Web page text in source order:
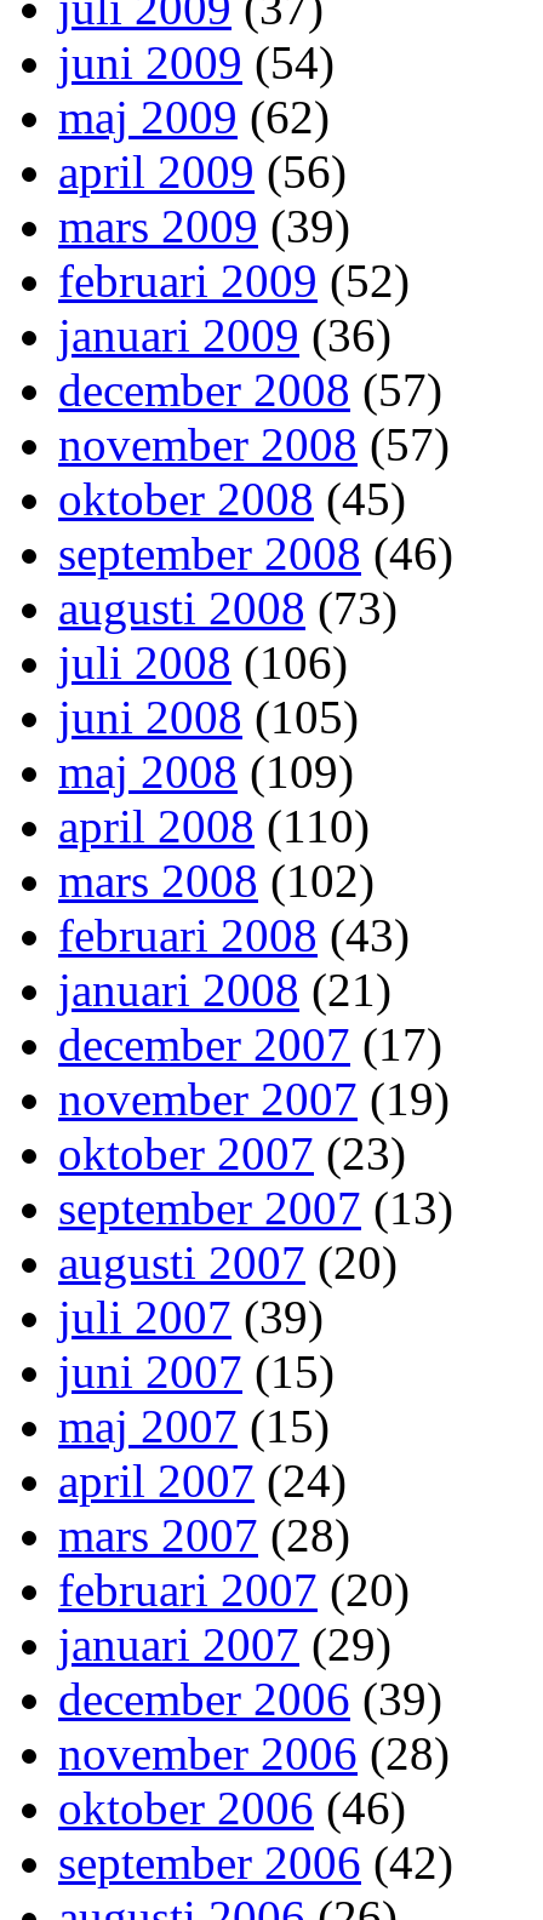
juni 2009 (54)
maj 2009 (62)
april 2009 (56)
mars 2009 (39)
februari 2009 (52)
januari 2009 (36)
december 2008 (57)
november 2008 (57)
oktober 2008 (45)
september 2008 (46)
augusti 2008 (73)
juli 2008 (106)
juni 2008 (105)
maj 2008 (109)
april 2008 (110)
mars 2008 (102)
februari 2008 (43)
januari 2008 (21)
december 2007 (17)
november 2007 (19)
oktober 2007 (23)
september 2007 (13)
augusti 2007 (20)
juli 2007 (39)
juni 2007 (15)
maj 2007 (15)
april 2007 (24)
mars 2007 (28)
februari 2007 (20)
januari 2007 (29)
december 2006 (39)
november 2006 (28)
oktober 2006 (46)
september 2006 (42)